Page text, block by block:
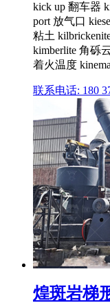
kick up 翻车器
port 放气口
粘土
kimberlite 角砾
着火温度
联系电话: 180
煌斑岩梯